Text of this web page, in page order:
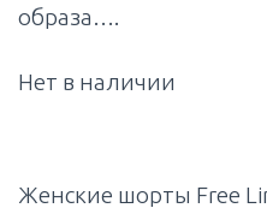
образа….
Нет в наличии
Женские шорты Free